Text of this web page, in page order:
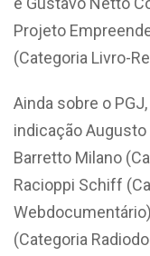
Projeto
(Categoria Livro-
Ainda sobre o
indicação Augusto
Barretto Milano
Racioppi Schiff
(Categoria